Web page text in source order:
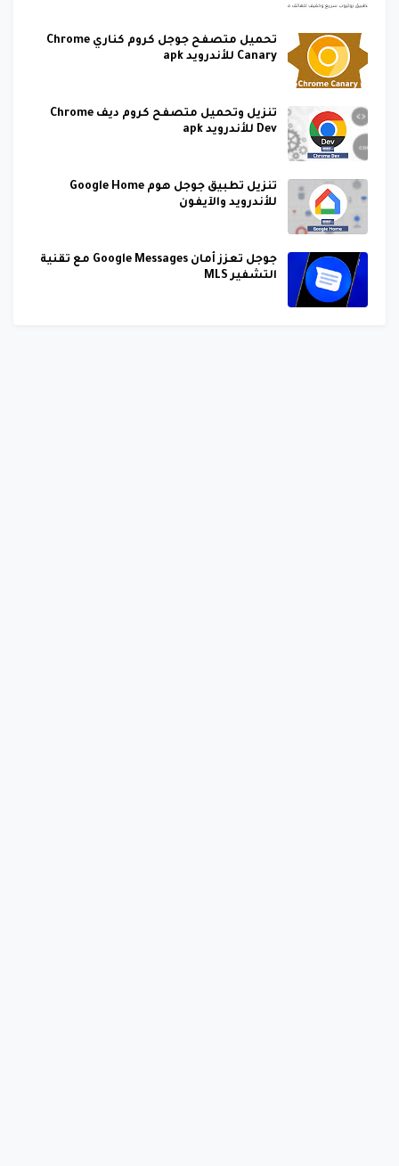
تحميل متصفح جوجل كروم كناري Chrome
Canary للأندرويد apk
تنزيل وتحميل متصفح كروم ديف Chrome
Dev للأندرويد apk
تنزيل تطبيق جوجل هوم Google Home
للأندرويد والآيفون
جوجل تعزز أمان Google Messages مع تقنية
التشفير MLS